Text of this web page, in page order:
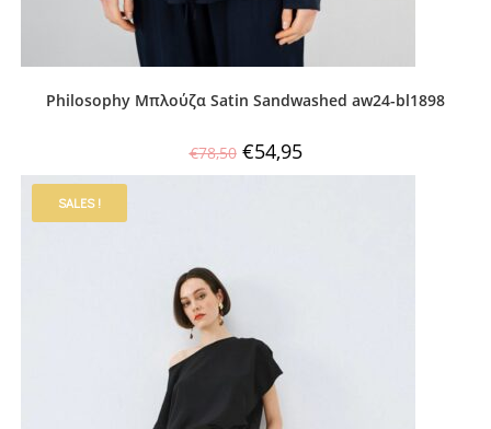
Philosophy Μπλούζα Satin Sandwashed aw24-bl1898
€78,50 €54,95
SALES !